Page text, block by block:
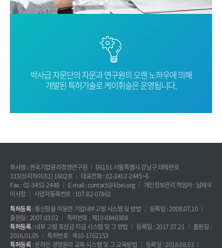
박사급 자문단의 자문과 연구원의 오랜노하우에 의해
개발된 특허기술로케이휘슬은 운영됩니다.
회사명 : 한국기업윤리경영연구원
06151 서울특별시 강남구 테헤란로
313(성지하이츠1) 1602호
대표전화 : 02-3452-2445~6
Fax : 02-3452-2448
E-mail : contact@kbei.org
개인정보관리 책임자 : 남재우
이사장
사업자등록번호 : 107-82-07862
특허등록: 통신망을 이용한 기업내부고발 시스템 및 방법
등록일 : 2008.07.10
출원일 : 2007.03.02
특허번호 : 제10-0846908
특허등록: 내부 고발 포상금 지급 시스템 및 그 방법 등록일 : 2017.07.21
출원일 :
2016.01.05
특허번호 : 제10-1762153
특허등록: 온라인 경영윤리 교육 시스템 및 그 교육방법 등록일 : 2018.08.03